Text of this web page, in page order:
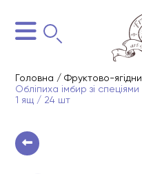
Головна / Фруктово-
Обліпиха імбир зі
1 ящ / 24 шт